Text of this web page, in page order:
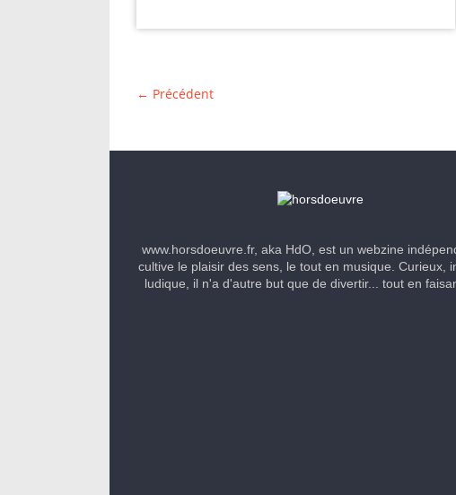
← Précédent
www.horsdoeuvre.fr, aka HdO, est un webzine
cultive le plaisir des sens, le tout en musique. Curieux,
ludique, il n'a d'autre but que de divertir... tout en